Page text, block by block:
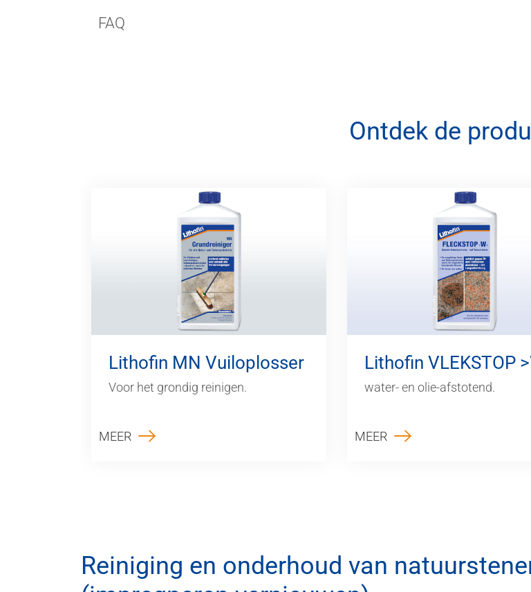
FAQ
Ontdek de
Lithofin MN Vuiloplosser
Voor het grondig reinigen.
MEER
Lithofin VLEKSTOP
water- en olie-afstotend.
MEER
Reiniging en onderhoud van